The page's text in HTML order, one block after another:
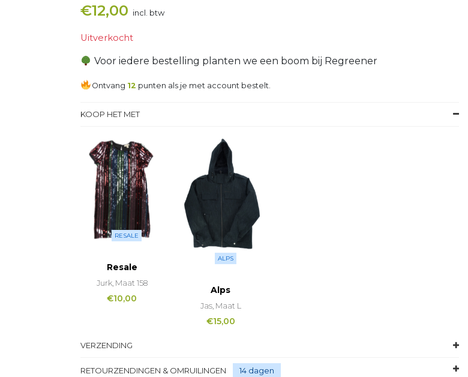
€12,00 incl. btw
Uitverkocht
Voor iedere bestelling planten we een boom bij Regreener
Ontvang 12 punten als je met account bestelt.
KOOP HET MET
RESALE
Resale
Jurk, Maat 158
€10,00
ALPS
Alps
Jas, Maat L
€15,00
VERZENDING
RETOURZENDINGEN & OMRUILINGEN 14 dagen